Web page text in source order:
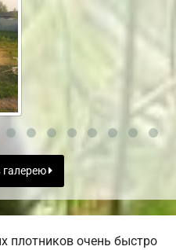
галерею
плотников очень быстро